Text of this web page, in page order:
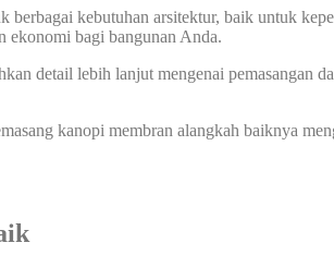
kebutuhan arsitektur, baik untuk
ekonomi bagi bangunan Anda.
detail lebih lanjut mengenai pemasangan
kanopi membran alangkah baiknya